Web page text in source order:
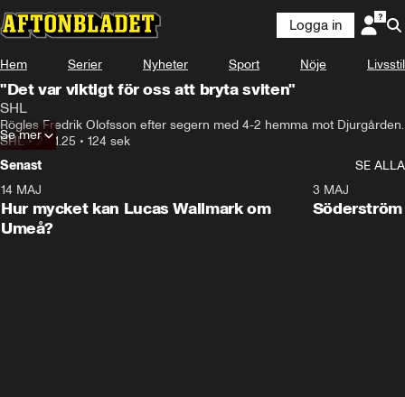
Logga in
Hem Serier Nyheter Sport Nöje Livsstil
"Det var viktigt för oss att bryta sviten"
SHL
Rögles Fredrik Olofsson efter segern med 4-2 hemma mot Djurgården.
SHL•27.11.25 • 124 sek
Se mer
Senast
SE ALLA
Plus
14 MAJ
Hur mycket kan Lucas Wallmark om
Umeå?
3 MAJ